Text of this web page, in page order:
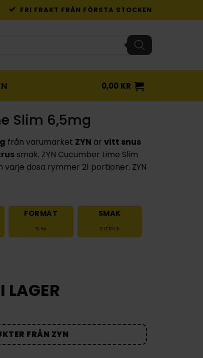
FRI FRAKT FRÅN FÖRSTA STOCKEN
0,00 KR
Slim 6,5mg
från varumärket ZYN är vitt snus
smak. ZYN Cucumber Lime Slim
dosa rymmer 21 portioner. ZYN
FORMAT
SLIM
SMAK
CITRUS
LAGER
FRÅN ZYN